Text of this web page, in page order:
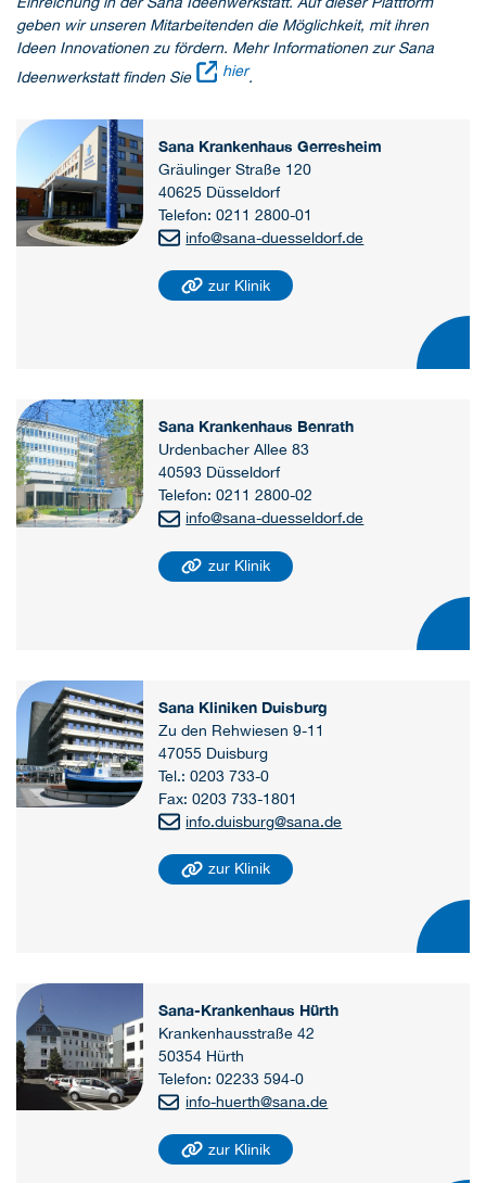
geben wir unseren Mitarbeitenden die Möglichkeit, mit ihren
Ideen Innovationen zu fördern. Mehr Informationen zur Sana
Ideenwerkstatt finden Sie
hier.
Sana Krankenhaus Gerresheim
Gräulinger Straße 120
40625 Düsseldorf
Telefon: 0211 2800-01
info@sana-duesseldorf.de
zur Klinik
Sana Krankenhaus Benrath
Urdenbacher Allee 83
40593 Düsseldorf
Telefon: 0211 2800-02
info@sana-duesseldorf.de
zur Klinik
Sana Kliniken Duisburg
Zu den Rehwiesen 9-11
47055 Duisburg
Tel.: 0203 733-0
Fax: 0203 733-1801
info.duisburg@sana.de
zur Klinik
Sana-Krankenhaus Hürth
Krankenhausstraße 42
50354 Hürth
Telefon: 02233 594-0
info-huerth@sana.de
zur Klinik